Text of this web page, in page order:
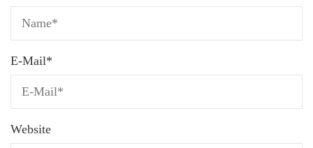
E-Mail*
Website